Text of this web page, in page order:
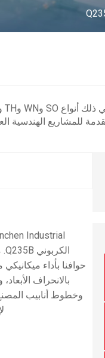
للمشاريع الهندسية
حوافنا بأداء
بالانحراف
وخطوط أنابيب